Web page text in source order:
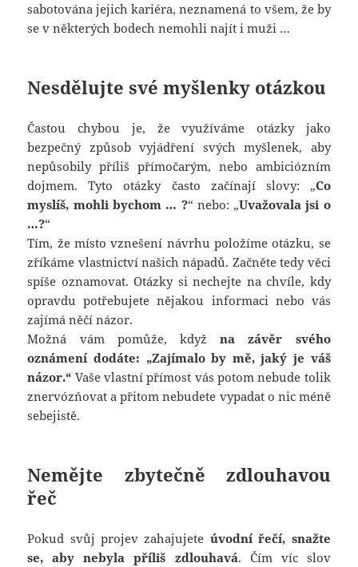
sabotována jejich kariéra, neznamená to všem, že by
se v některých bodech nemohli najít i muži …
Nesdělujte své myšlenky otázkou
Častou chybou je, že využíváme otázky jako
bezpečný způsob vyjádření svých myšlenek, aby
nepůsobily příliš přímočarým, nebo ambiciózním
dojmem. Tyto otázky často začínají slovy: „Co
myslíš, mohli bychom … ?“ nebo: „Uvažovala jsi o
…?“
Tím, že místo vznešení návrhu položíme otázku, se
zříkáme vlastnictví našich nápadů. Začněte tedy věci
spíše oznamovat. Otázky si nechejte na chvíle, kdy
opravdu potřebujete nějakou informaci nebo vás
zajímá něčí názor.
Možná vám pomůže, kdyžna závěr svého
oznámení dodáte: „Zajímalo by mě, jaký je váš
názor.“ Vaše vlastní přímost vás potom nebude tolik
znervózňovat a přitom nebudete vypadat o nic méně
sebejistě.
Nemějte zbytečně zdlouhavou
řeč
Pokud svůj projev zahajujete úvodní řečí, snažte
se, aby nebyla příliš zdlouhavá. Čím víc slov